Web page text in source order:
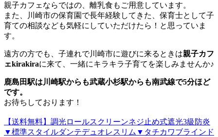
親子カフェならではの、離乳食もご用意しています。
また、川崎市の保育園で長年経験してきた、保育士として子
育ての相談なども気軽にしていただけたら！と思っていま
す。
遠方の方でも、子連れで川崎市に遊びに来るときは親子カフ
ェkirakiraに来て、一緒にキラキラ子育てを楽しみませんか♪
鹿島田駅は川崎駅からも武蔵小杉駅からも南武線で5分ほど
です。
お待ちしております！
【送料無料】調光ロールスクリーンネジ止め式遮光3級防炎
▼標準スタイルダンテデュオレスリム▼タチカワブラインド